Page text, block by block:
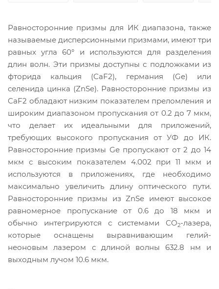
Равносторонние призмы для ИК диапазона, также
называемые дисперсионными призмами, имеют три
равных угла 60° и используются для разделения
длин волн. Эти призмы доступны с подложками из
фторида кальция (CaF2), германия (Ge) или
селенида цинка (ZnSe). Равносторонние призмы из
CaF2 обладают низким показателем преломления и
широким диапазоном пропускания от 0.2 до 7 мкм,
что делает их идеальными для приложений,
требующих высокого пропускания от УФ до ИК.
Равносторонние призмы Ge пропускают от 2 до 14
мкм с высоким показателем 4.002 при 11 мкм и
используются в приложениях, где необходимо
максимально увеличить длину оптического пути.
Равносторонние призмы из ZnSe имеют высокое
равномерное пропускание от 0.6 до 18 мкм и
обычно интегрируются с системами CO2-лазера,
которые оснащены выравнивающим гелий-
неоновым лазером с длиной волны 632.8 нм и
выходным лучом 10.6 мкм.